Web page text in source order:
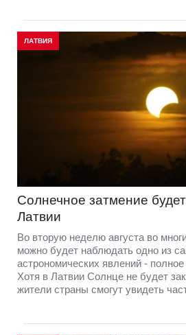
ЛАТВИЯ
Солнечное затмение
Латвии
Во вторую неделю августа во
можно будет наблюдать одно из
астрономических явлений -
Хотя в Латвии Солнце не будет
жители страны смогут увидеть